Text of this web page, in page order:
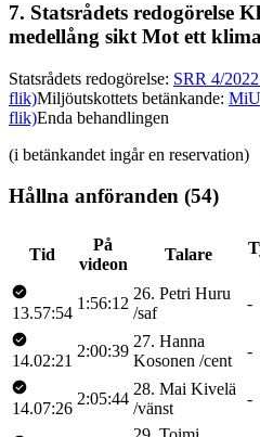
7. Statsrådets redogörelse
medellång sikt Mot ett
Statsrådets redogörelse: SRR 4/
flik)Miljöutskottets betänkande:
flik)Enda behandlingen
(i betänkandet ingår en reservation)
Hållna anföranden (54)
Tid
På
videon
Talare
13.57:54
1:56:12
26. Petri Huru
/saf
-
14.02:21
2:00:39
27. Hanna
Kosonen /cent
-
14.07:26
2:05:44
28. Mai Kivelä
/vänst
-